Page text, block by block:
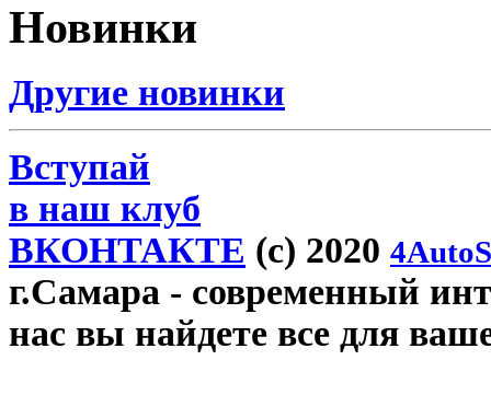
Новинки
Другие новинки
Вступай
в наш клуб
ВКОНТАКТЕ (c) 2020
г.Самара - современный
нас вы найдете все для